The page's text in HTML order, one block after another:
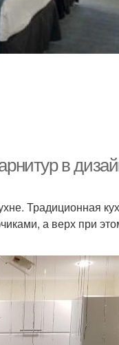
в
Традиционная
а верх при